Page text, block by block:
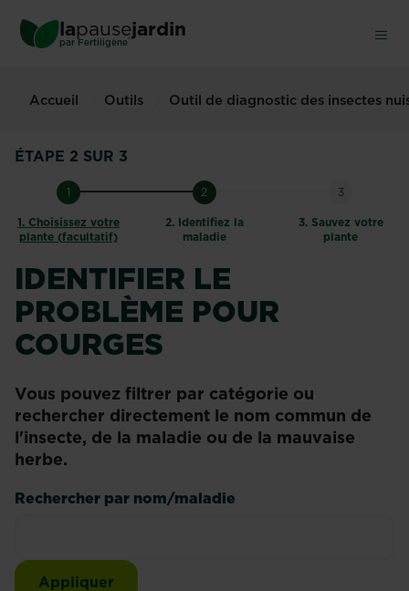
main
lapausejardin
par Fertiligène®
Accueil Outils Outil de diagnostic des insectes
ÉTAPE 2 SUR 3
1
1. Choisissez votre
plante (facultatif)
2
2. Identifiez la
maladie
3
3. Sauvez votre
plante
IDENTIFIER LE
PROBLÈME POUR
COURGES
Vous pouvez filtrer par catégorie ou
rechercher directement le nom commun de
l'insecte, de la maladie ou de la mauvaise
herbe.
Rechercher par nom/maladie